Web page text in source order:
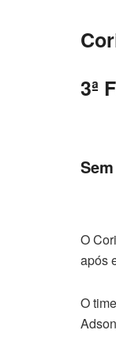
3ª
O
após
O